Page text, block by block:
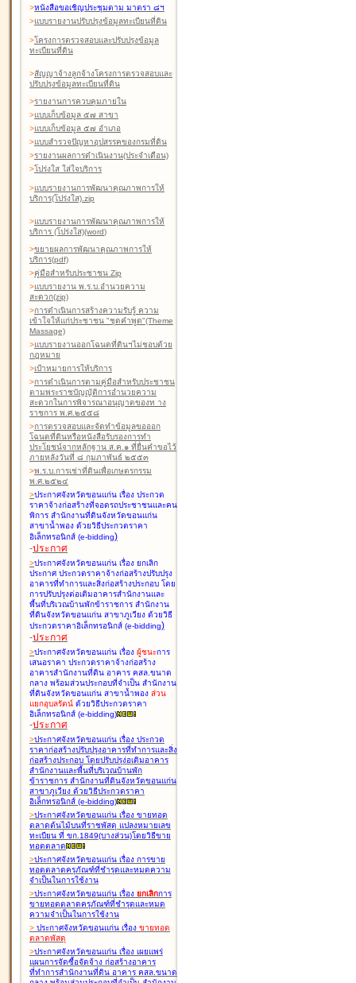
>หนังสือขอเชิญประชุมตาม มาตรา ๘ฯ
>แบบรายงานปรับปรุงข้อมูลทะเบียนที่ดิน
>โครงการตรวจสอบและปรับปรุงข้อมูล
ทะเบียนที่ดิน
>สัญญาจ้างลูกจ้างโครงการตรวจสอบและ
ปรับปรุงข้อมูลทะเบียนที่ดิน
>รายงานการควบคุมภายใน
>แบบเก็บข้อมูล ๕๗ สาขา
>แบบเก็บข้อมูล ๕๗ อำเภอ
>แบบสำรวจปัญหาอุปสรรคของกรมที่ดิน
>รายงานผลการดำเนินงาน(ประจำเดือน)
>โปร่งใส ใส่ใจบริการ
>แบบรายงานการพัฒนาคุณภาพการให้
บริการ(โปร่งใส).zip
>แบบรายงานการพัฒนาคุณภาพการให้
บริการ (โปร่งใส)(word)
>ขยายผลการพัฒนาคุณภาพการให้
บริการ(pdf)
>คู่มือสำหรับประชาชน Zip
>แบบรายงาน พ.ร.บ.อำนวยความ
สะดวก(zip)
>การดำเนินการสร้างความรับรู้ ความ
เข้าใจให้แก่ประชาชน "ชุดคำพูด"(Theme
Massage)
>แบบรายงานออกโฉนดที่ดินฯไม่ชอบด้วย
กฎหมาย
>เป้าหมายการให้บริการ
>การดำเนินการตามคู่มือสำหรับประชาชน
ตามพระราชบัญญัติการอำนวยความ
สะดวกในการพิจารณาอนุญาตของท าง
ราชการ พ.ศ.๒๕๕๘
>การตรวจสอบและจัดทำข้อมูลขอออก
โฉนดที่ดินหรือหนังสือรับรองการทำ
ประโยชน์จากหลักฐาน ส.ค.๑ ที่ยื่นคำขอไว้
ภายหลังวันที่ ๘ กุมภาพันธ์ ๒๕๕๓
>พ.ร.บ.การเช่าที่ดินเพื่อเกษตรกรรม
พ.ศ.๒๕๒๔
>ประกาศจังหวัดขอนแก่น เรื่อง ประกวด
ราคาจ้างก่อสร้างที่จอดรถประชาชนและคน
พิการ สำนักงานที่ดินจังหวัดขอนแก่น
สาขาน้ำพอง ด้วยวิธีประกวดราคา
อิเล็กทรอนิกส์ (e-bidding)
-ประกาศ
>ประกาศจังหวัดขอนแก่น เรื่อง ยกเลิก
ประกาศ ประกวดราคาจ้างก่อสร้างปรับปรุง
อาคารที่ทำการและสิ่งก่อสร้างประกอบ โดย
การปรับปรุงต่อเติมอาคารสำนักงานและ
พื้นที่บริเวณบ้านพักข้าราชการ สำนักงาน
ที่ดินจังหวัดขอนแก่น สาขาภูเวียง ด้วยวิธี
ประกวดราคาอิเล็กทรอนิกส์ (e-bidding)
-ประกาศ
>ประกาศจังหวัดขอนแก่น เรื่อง ผู้ชนะการ
เสนอราคา ประกวดราคาจ้างก่อสร้าง
อาคารสำนักงานที่ดิน อาคาร คสล.ขนาด
กลาง พร้อมส่วนประกอบที่จำเป็น สำนักงาน
ที่ดินจังหวัดขอนแก่น สาขาน้ำพอง ส่วน
แยกอุบลรัตน์ ด้วยวิธีประกวดราคา
อิเล็กทรอนิกส์ (e-bidding)
-ประกาศ
>ประกาศจังหวัดขอนแก่น เรื่อง ประกวด
ราคาก่อสร้างปรับปรุงอาคารที่ทำการและสิ่ง
ก่อสร้างประกอบ โดยปรับปรุง่อเติมอาคาร
สำนักงานและพื้นที่บริเวณบ้านพัก
ข้าราชการ สำนักงานที่ดินจังหวัดขอนแก่น
สาขาภูเวียง ด้วยวิธีประกวดราคา
อิเล็กทรอนิกส์ (e-bidding)
>ประกาศจังหวัดขอนแก่น เรื่อง ขายทอด
ตลาดต้นไม้บนที่ราชพัสดุ แปลงหมายเลข
ทะเบียน ที่ ขก.1849(บางส่วน)โดยวิธีขาย
ทอดตลาด
>ประกาศจังหวัดขอนแก่น เรื่อง การขาย
ทอดตลาดครุภัณฑ์ที่ชำรุดและหมดความ
จำเป็นในการใช้งาน
>ประกาศจังหวัดขอนแก่น เรื่อง ยกเลิกการ
ขายทอดตลาดครุภัณฑ์ที่ชำรุดและหมด
ความจำเป็นในการใช้งาน
> ประกาศจังหวัดขอนแก่น เรื่อง ขายทอด
ตลาดพัสดุ
>ประกาศจังหวัดขอนแก่น เรื่อง เผยแพร่
แผนการจัดซื้อจัดจ้าง ก่อสร้างอาคาร
ที่ทำการสำนักงานที่ดิน อาคาร คสล.ขนาด